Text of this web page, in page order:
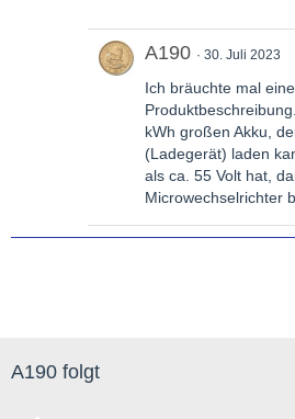
A190 30. Juli 2023
Ich bräuchte mal
kWh großen Akku,
(Ladegerät) laden
als ca. 55 Volt hat,
Microwechselrichter
A190 folgt